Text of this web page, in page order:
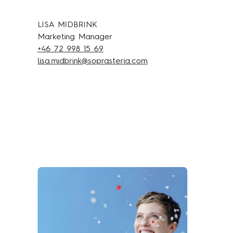
LISA MIDBRINK
Marketing Manager
+46 72 998 15 69
lisa.midbrink@soprasteria.com